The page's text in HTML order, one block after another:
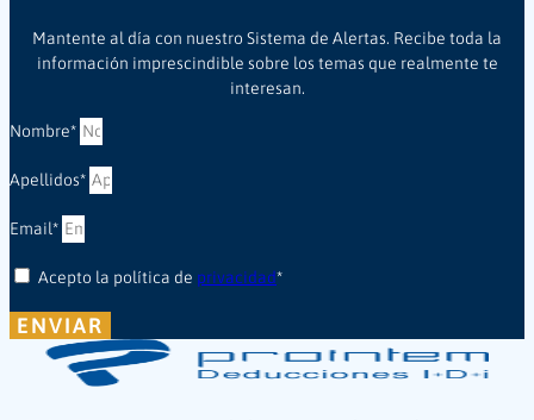
Mantente al día con nuestro Sistema de Alertas. Recibe toda la
información imprescindible sobre los temas que realmente te
interesan.
Nombre*
Apellidos*
Email*
Acepto la política de privacidad*
ENVIAR